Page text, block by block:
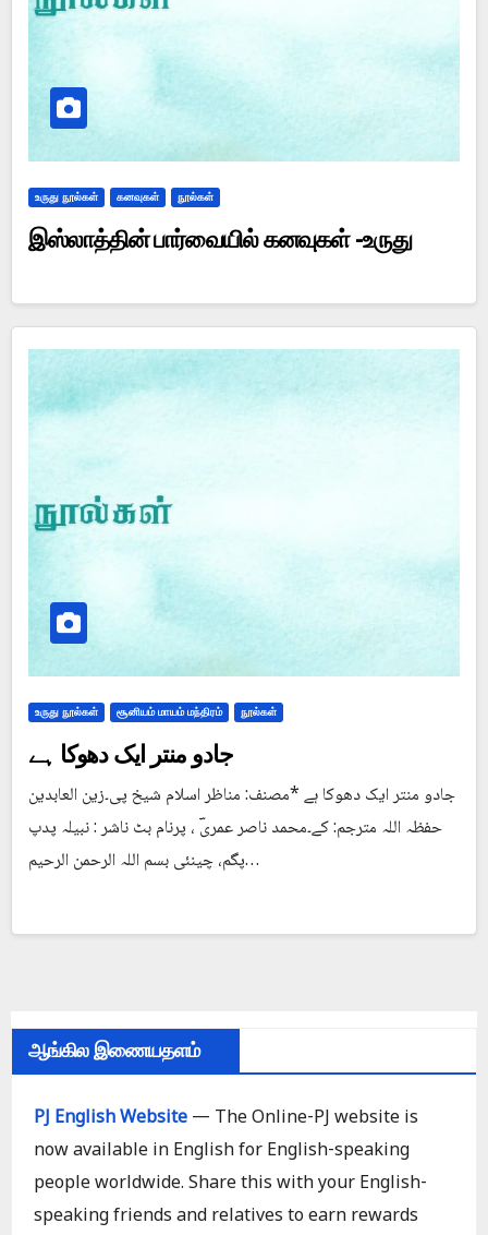
உருது நூல்கள் கனவுகள் நூல்கள்
இஸ்லாத்தின் பார்வையில் கனவுகள் -உருது
உருது நூல்கள் சூனியம் மாயம் மந்திரம் நூல்கள்
جادو منتر ایک دھوکا ہے
جادو منتر ایک دھوکا ہے *مصنف: مناظر اسلام شیخ پی۔زین العابدین
حفظہ اللہ مترجم: کے۔محمد ناصر عمریؔ ، پرنام بٹ ناشر : نبیلہ پدپ
پگم، چینئی بسم اللہ الرحمن الرحیم…
ஆங்கில இணையதளம்
PJ English Website — The Online-PJ website is
now available in English for English-speaking
people worldwide. Share this with your English-
speaking friends and relatives to earn rewards